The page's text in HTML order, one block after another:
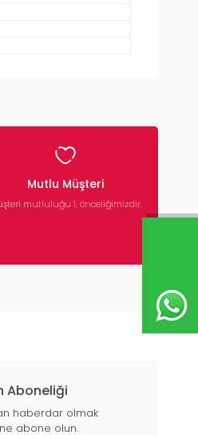
Mutlu Müşteri
mutluluğu 1. önceliğimizdir.
Aboneliği
haberdar olmak
abone olun.